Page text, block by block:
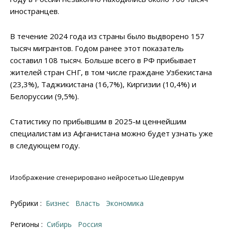
иностранцев.
В течение 2024 года из страны было выдворено 157
тысяч мигрантов. Годом ранее этот показатель
составил 108 тысяч. Больше всего в РФ прибывает
жителей стран СНГ, в том числе граждане Узбекистана
(23,3%), Таджикистана (16,7%), Киргизии (10,4%) и
Белоруссии (9,5%).
Статистику по прибывшим в 2025-м ценнейшим
специалистам из Афганистана можно будет узнать уже
в следующем году.
Изображение сгенерировано нейросетью Шедеврум
Рубрики : Бизнес Власть Экономика
Регионы : Сибирь Россия